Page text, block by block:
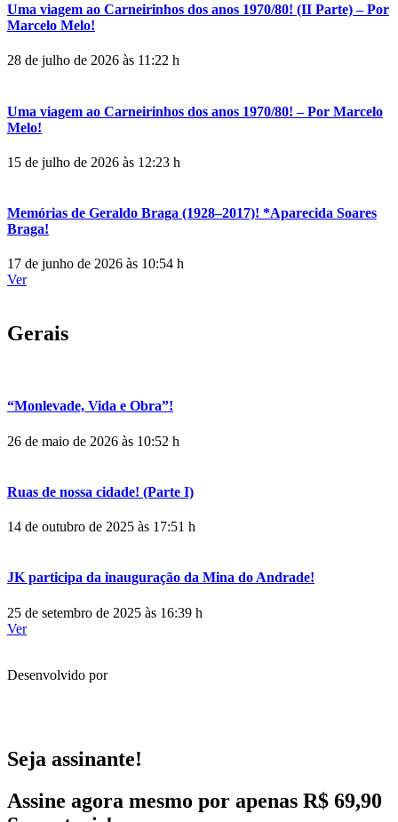
Uma viagem ao Carneirinhos dos anos 1970/80! (II Parte) – Por
Marcelo Melo!
28 de julho de 2026 às 11:22 h
Uma viagem ao Carneirinhos dos anos 1970/80! – Por Marcelo
Melo!
15 de julho de 2026 às 12:23 h
Memórias de Geraldo Braga (1928–2017)! *Aparecida Soares
Braga!
17 de junho de 2026 às 10:54 h
Ver
Gerais
“Monlevade, Vida e Obra”!
26 de maio de 2026 às 10:52 h
Ruas de nossa cidade! (Parte I)
14 de outubro de 2025 às 17:51 h
JK participa da inauguração da Mina do Andrade!
25 de setembro de 2025 às 16:39 h
Ver
Desenvolvido por
Seja assinante!
Assine agora mesmo por apenas R$ 69,90